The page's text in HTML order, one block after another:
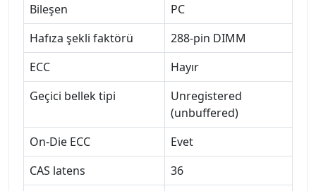
Bileşen
PC
Hafıza şekli faktörü
288-pin DIMM
ECC
Hayır
Geçici bellek tipi
Unregistered
(unbuffered)
On-Die ECC
Evet
CAS latens
36